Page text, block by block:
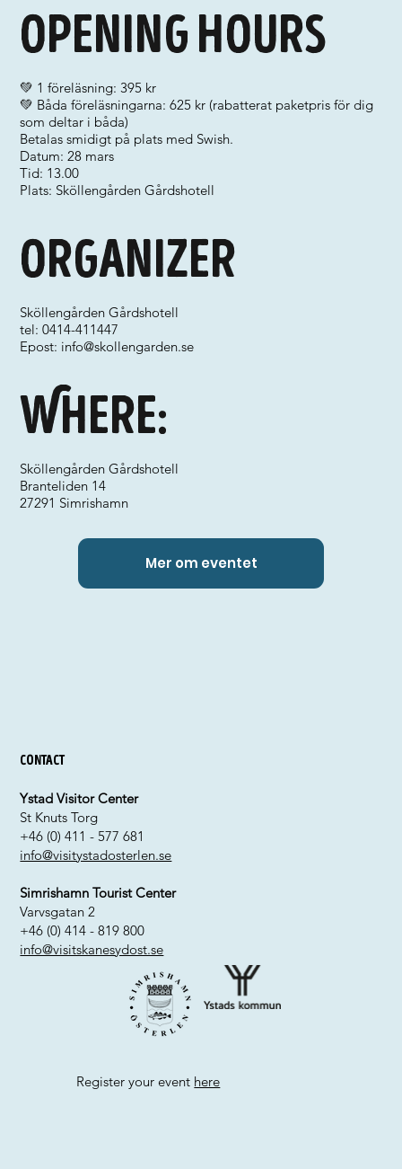
Where:
Organizer
Sköllengården Gårdshotell
tel: 0414-411447
Epost: info@skollengarden.se
Sköllengården Gårdshotell
Branteliden 14
27291 Simrishamn
Opening hours
💚 1 föreläsning: 395 kr
💚 Båda föreläsningarna: 625 kr (rabatterat paketpris för dig
som deltar i båda)
Betalas smidigt på plats med Swish.
Datum: 28 mars
Tid: 13.00
Plats: Sköllengården Gårdshotell
Mer om eventet
Contact
Ystad Visitor Center
St Knuts Torg
+46 (0) 411 - 577 681
info@visitystadosterlen.se
Simrishamn Tourist Center
Varvsgatan 2
+46 (0) 414 - 819 800
info@visitskanesydost.se
Register your event here